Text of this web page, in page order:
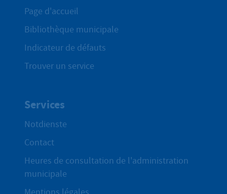
Page d'accueil
Bibliothèque municipale
Indicateur de défauts
Trouver un service
Services
Notdienste
Contact
Heures de consultation de l'administration
municipale